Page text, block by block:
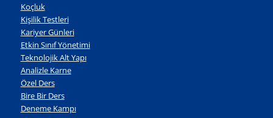
Koçluk
Kişilik Testleri
Kariyer Günleri
Etkin Sınıf Yönetimi
Teknolojik Alt Yapı
Analizle Karne
Özel Ders
Bire Bir Ders
Deneme Kampı